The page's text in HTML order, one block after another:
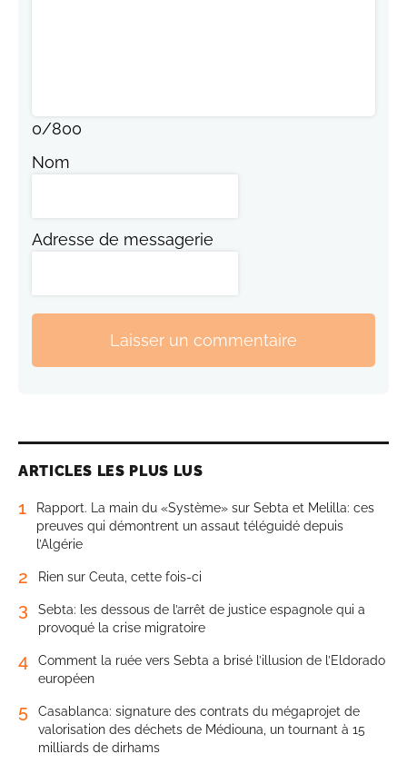
0/800
Nom
Adresse de messagerie
Laisser un commentaire
ARTICLES LES PLUS LUS
1
Rapport. La main du «Système» sur Sebta et Melilla: ces
preuves qui démontrent un assaut téléguidé depuis
l’Algérie
2 Rien sur Ceuta, cette fois-ci
3
Sebta: les dessous de l’arrêt de justice espagnole qui a
provoqué la crise migratoire
4
Comment la ruée vers Sebta a brisé l’illusion de l’Eldorado
européen
5
Casablanca: signature des contrats du mégaprojet de
valorisation des déchets de Médiouna, un tournant à 15
milliards de dirhams